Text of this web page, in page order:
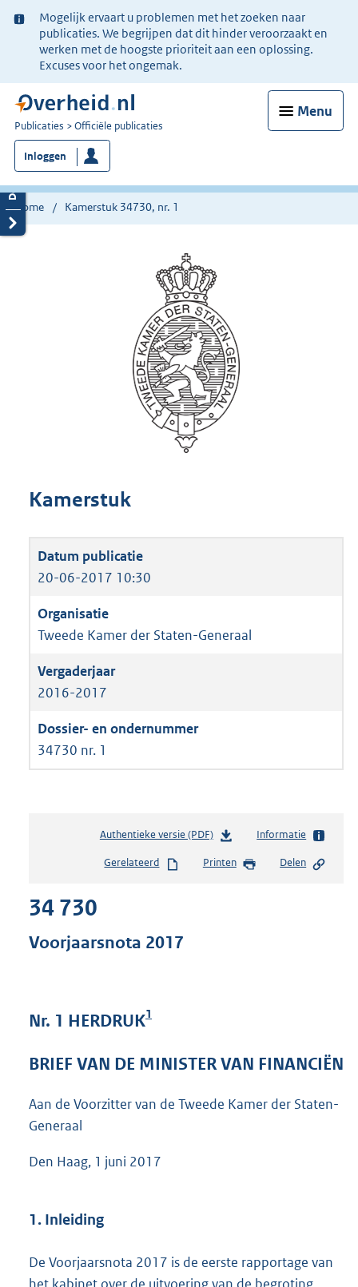
Ter
informatie:
Mogelijk ervaart u problemen met het zoeken naar
publicaties. We begrijpen dat dit hinder veroorzaakt en
werken met de hoogste prioriteit aan een oplossing.
Excuses voor het ongemak.
Menu
U
bent
nu
hier:
Publicaties Officiële publicaties
Inloggen
Home Kamerstuk 34730, nr. 1
Kamerstuk
20-06-2017 10:30
Tweede Kamer der Staten-Generaal
2016-2017
34730 nr. 1
Authentieke versie (PDF)b
s
e
1
Informatie
Gerelateerd Printen Delen
34 730
Voorjaarsnota 2017
Nr. 1 HERDRUK1
BRIEF VAN DE MINISTER VAN FINANCIËN
Aan de Voorzitter van de Tweede Kamer der Staten-
Generaal
Den Haag, 1 juni 2017
1. Inleiding
De Voorjaarsnota 2017 is de eerste rapportage van